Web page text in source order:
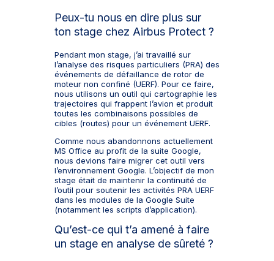
Peux-tu nous en dire plus sur
ton stage chez Airbus Protect ?
Pendant mon stage, j’ai travaillé sur
l’analyse des risques particuliers (PRA) des
événements de défaillance de rotor de
moteur non confiné (UERF). Pour ce faire,
nous utilisons un outil qui cartographie les
trajectoires qui frappent l’avion et produit
toutes les combinaisons possibles de
cibles (routes) pour un événement UERF.
Comme nous abandonnons actuellement
MS Office au profit de la suite Google,
nous devions faire migrer cet outil vers
l’environnement Google. L’objectif de mon
stage était de maintenir la continuité de
l’outil pour soutenir les activités PRA UERF
dans les modules de la Google Suite
(notamment les scripts d’application).
Qu’est-ce qui t’a amené à faire
un stage en analyse de sûreté ?